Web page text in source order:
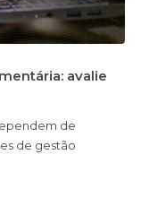
avalie
de
de gestão